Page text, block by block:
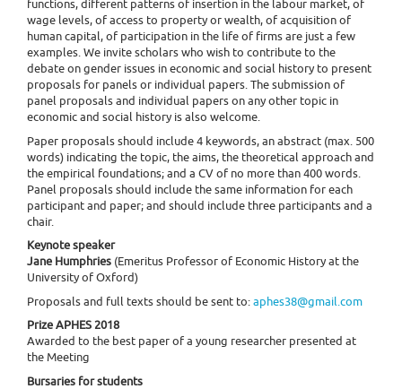
functions, different patterns of insertion in the labour market, of
wage levels, of access to property or wealth, of acquisition of
human capital, of participation in the life of firms are just a few
examples. We invite scholars who wish to contribute to the
debate on gender issues in economic and social history to present
proposals for panels or individual papers. The submission of
panel proposals and individual papers on any other topic in
economic and social history is also welcome.
Paper proposals should include 4 keywords, an abstract (max. 500
words) indicating the topic, the aims, the theoretical approach and
the empirical foundations; and a CV of no more than 400 words.
Panel proposals should include the same information for each
participant and paper; and should include three participants and a
chair.
Keynote speaker
Jane Humphries (Emeritus Professor of Economic History at the
University of Oxford)​
Proposals and full texts should be sent to: aphes38@gmail.com
Prize APHES 2018
Awarded to the best paper of a young researcher presented at
the Meeting
Bursaries for students